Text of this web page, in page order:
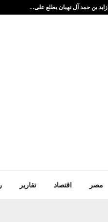
زايد بن حمد آل نهيان يطلع على…
مصر اقتصاد تقارير